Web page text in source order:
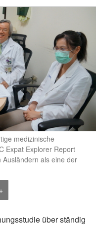
medizinische
Expat Explorer Report
als eine der
über ständig